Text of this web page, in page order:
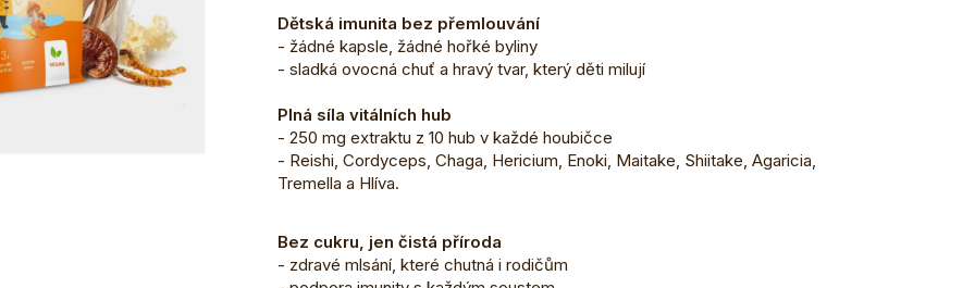
Dětská imunita bez přemlouvání
- žádné kapsle, žádné hořké byliny
- sladká ovocná chuť a hravý tvar, který děti milují
Plná síla vitálních hub
- 250 mg extraktu z 10 hub v každé houbičce
- Reishi, Cordyceps, Chaga, Hericium, Enoki, Maitake, Shiitake, Agaricia,
Tremella a Hlíva.
Bez cukru, jen čistá příroda
- zdravé mlsání, které chutná i rodičům